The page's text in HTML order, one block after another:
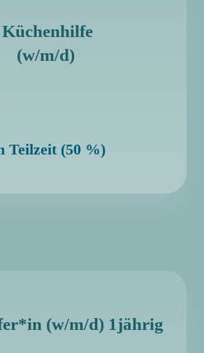
Küchenhilfe
(w/m/d)
Teilzeit (50 %)
(w/m/d) 1jährig